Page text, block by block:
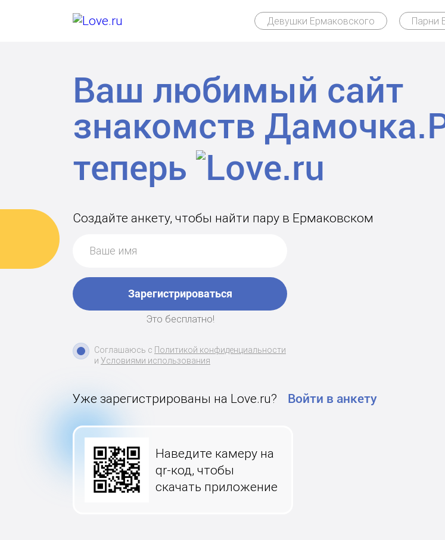
Девушки Ермаковского Парни
Ваш любимый сайт
знакомств
теперь
Создайте анкету, чтобы найти пару в Ермаковском
Зарегистрироваться
Это бесплатно!
Соглашаюсь с Политикой конфиденциальности
и Условиями использования
Уже зарегистрированы на Love.ru? Войти в анкету
Наведите камеру на
qr-код, чтобы
скачать приложение